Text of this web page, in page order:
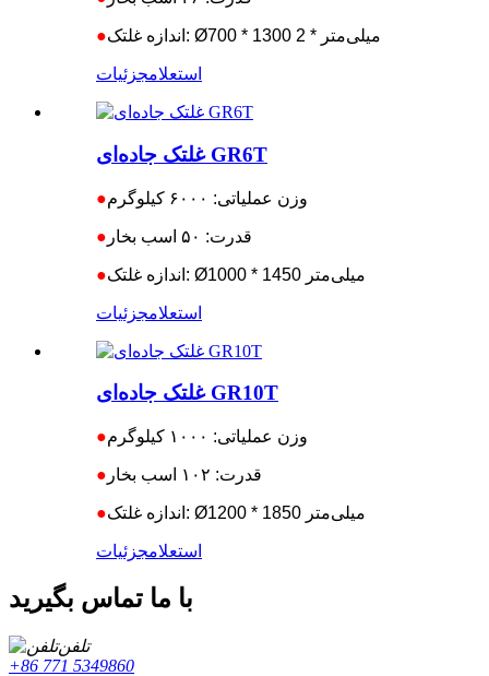
● اندازه غلتک: Ø700 * 1300 میلی‌متر * 2
استعلامجزئیات
غلتک جاده‌ای GR6T
● وزن عملیاتی: ۶۰۰۰ کیلوگرم
● قدرت: ۵۰ اسب بخار
● اندازه غلتک: Ø1000 * 1450 میلی‌متر
استعلامجزئیات
غلتک جاده‌ای GR10T
● وزن عملیاتی: ۱۰۰۰ کیلوگرم
● قدرت: ۱۰۲ اسب بخار
● اندازه غلتک: Ø1200 * 1850 میلی‌متر
استعلامجزئیات
با ما تماس بگیرید
تلفن
‎+86 771 5349860‎